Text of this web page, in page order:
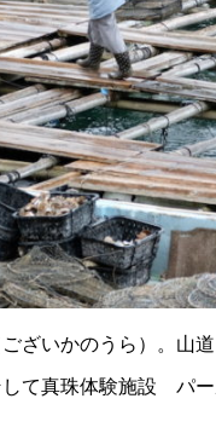
ざいかのうら）。山
して真珠体験施設 パ